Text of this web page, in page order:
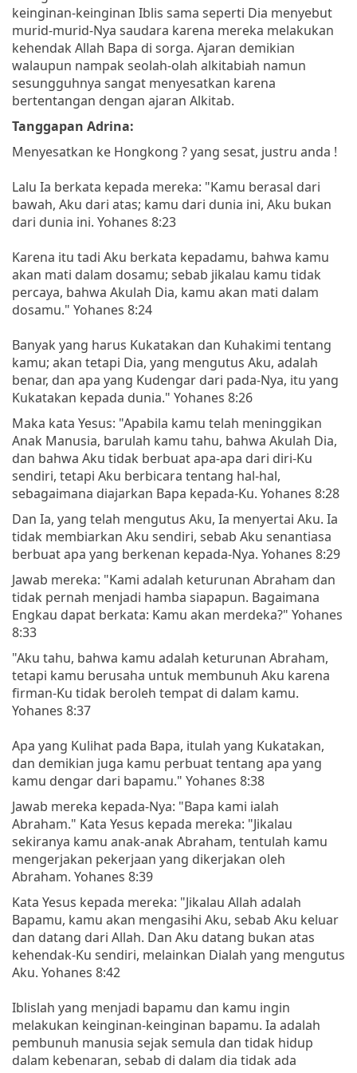
keinginan-keinginan Iblis sama seperti Dia menyebut
murid-murid-Nya saudara karena mereka melakukan
kehendak Allah Bapa di sorga. Ajaran demikian
walaupun nampak seolah-olah alkitabiah namun
sesungguhnya sangat menyesatkan karena
bertentangan dengan ajaran Alkitab.
Tanggapan Adrina:
Menyesatkan ke Hongkong ? yang sesat, justru anda !
Lalu Ia berkata kepada mereka: "Kamu berasal dari
bawah, Aku dari atas; kamu dari dunia ini, Aku bukan
dari dunia ini. Yohanes 8:23
Karena itu tadi Aku berkata kepadamu, bahwa kamu
akan mati dalam dosamu; sebab jikalau kamu tidak
percaya, bahwa Akulah Dia, kamu akan mati dalam
dosamu." Yohanes 8:24
Banyak yang harus Kukatakan dan Kuhakimi tentang
kamu; akan tetapi Dia, yang mengutus Aku, adalah
benar, dan apa yang Kudengar dari pada-Nya, itu yang
Kukatakan kepada dunia." Yohanes 8:26
Maka kata Yesus: "Apabila kamu telah meninggikan
Anak Manusia, barulah kamu tahu, bahwa Akulah Dia,
dan bahwa Aku tidak berbuat apa-apa dari diri-Ku
sendiri, tetapi Aku berbicara tentang hal-hal,
sebagaimana diajarkan Bapa kepada-Ku. Yohanes 8:28
Dan Ia, yang telah mengutus Aku, Ia menyertai Aku. Ia
tidak membiarkan Aku sendiri, sebab Aku senantiasa
berbuat apa yang berkenan kepada-Nya. Yohanes 8:29
Jawab mereka: "Kami adalah keturunan Abraham dan
tidak pernah menjadi hamba siapapun. Bagaimana
Engkau dapat berkata: Kamu akan merdeka?" Yohanes
8:33
"Aku tahu, bahwa kamu adalah keturunan Abraham,
tetapi kamu berusaha untuk membunuh Aku karena
firman-Ku tidak beroleh tempat di dalam kamu.
Yohanes 8:37
Apa yang Kulihat pada Bapa, itulah yang Kukatakan,
dan demikian juga kamu perbuat tentang apa yang
kamu dengar dari bapamu." Yohanes 8:38
Jawab mereka kepada-Nya: "Bapa kami ialah
Abraham." Kata Yesus kepada mereka: "Jikalau
sekiranya kamu anak-anak Abraham, tentulah kamu
mengerjakan pekerjaan yang dikerjakan oleh
Abraham. Yohanes 8:39
Kata Yesus kepada mereka: "Jikalau Allah adalah
Bapamu, kamu akan mengasihi Aku, sebab Aku keluar
dan datang dari Allah. Dan Aku datang bukan atas
kehendak-Ku sendiri, melainkan Dialah yang mengutus
Aku. Yohanes 8:42
Iblislah yang menjadi bapamu dan kamu ingin
melakukan keinginan-keinginan bapamu. Ia adalah
pembunuh manusia sejak semula dan tidak hidup
dalam kebenaran, sebab di dalam dia tidak ada